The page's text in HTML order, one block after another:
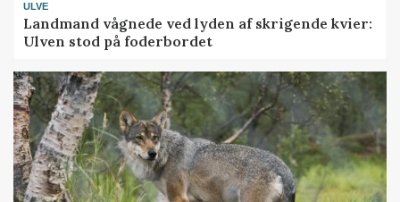
ULVE
Landmand vågnede ved lyden af skrigende kvier:
Ulven stod på foderbordet